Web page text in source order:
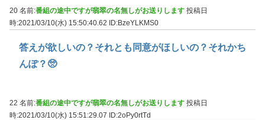
20 名前:番組の途中ですが翡翠の名無しがお送りします 投稿日
時:2021/03/10(水) 15:50:40.62
ID:BzeYLKMS0
答えが欲しいの？それとも同意がほしいの？それかち
んぽ？🥺
22 名前:番組の途中ですが翡翠の名無しがお送りします 投稿日
時:2021/03/10(水) 15:51:29.07 ID:2oPy0rtTd